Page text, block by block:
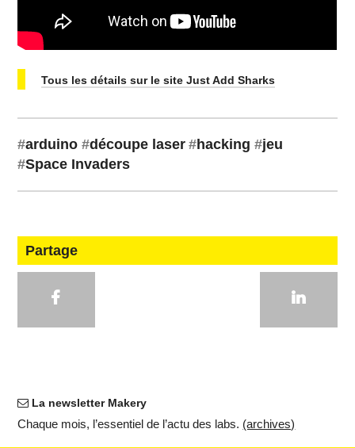
Tous les détails sur le site Just Add Sharks
#arduino #découpe laser #hacking #jeu
#Space Invaders
Partage
La newsletter Makery
Chaque mois, l’es­sen­tiel de l’actu des labs. (ar­chives)